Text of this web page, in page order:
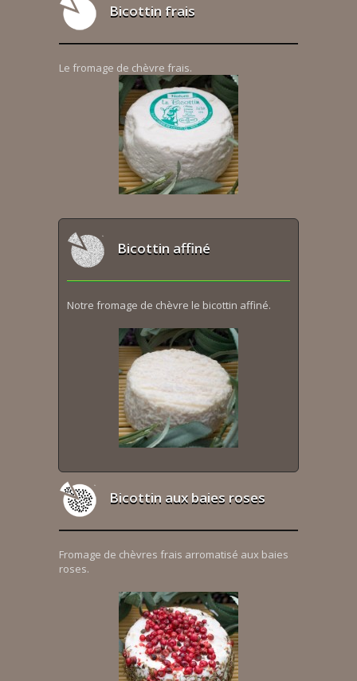
Bicottin frais
Le fromage de chèvre frais.
Bicottin affiné
Notre fromage de chèvre le bicottin affiné.
Bicottin aux baies roses
Fromage de chèvres frais arromatisé aux baies
roses.